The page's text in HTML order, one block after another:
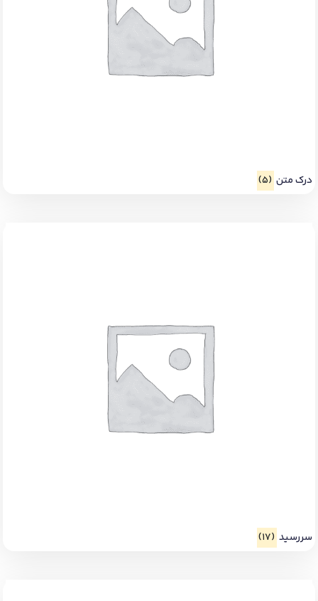
درک متن (5)
سررسید (17)